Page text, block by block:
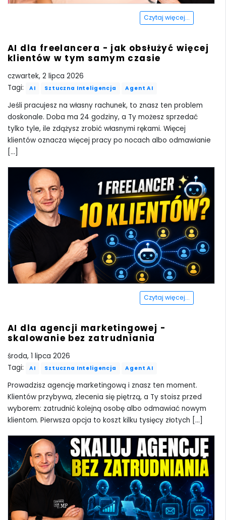
Czytaj więcej...
AI dla freelancera - jak obsłużyć więcej
klientów w tym samym czasie
czwartek, 2 lipca 2026
Tagi:
AI Sztuczna Inteligencja Agent AI
Jeśli pracujesz na własny rachunek, to znasz ten problem
doskonale. Doba ma 24 godziny, a Ty możesz sprzedać
tylko tyle, ile zdążysz zrobić własnymi rękami. Więcej
klientów oznacza więcej pracy po nocach albo odmawianie
[...]
Czytaj więcej...
AI dla agencji marketingowej -
skalowanie bez zatrudniania
środa, 1 lipca 2026
Tagi:
AI Sztuczna Inteligencja Agent AI
Prowadzisz agencję marketingową i znasz ten moment.
Klientów przybywa, zlecenia się piętrzą, a Ty stoisz przed
wyborem: zatrudnić kolejną osobę albo odmawiać nowym
klientom. Pierwsza opcja to koszt kilku tysięcy złotych [...]